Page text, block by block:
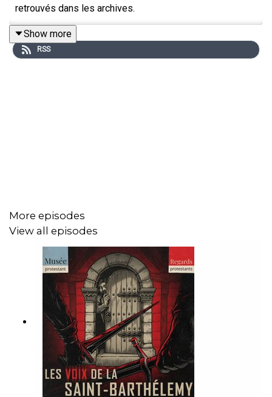
retrouvés dans les archives.
Les voix de la Saint-Barthélemyest un podcast du
de la production sur
museeprotestant.org
Pour plus de podcasts Regards Protestants, visitez :
https://regardsprotestants.com/podcast
Retrouvez le podcast sur instagram :
https://www.instagram.com/regardsprotestants_podcast/
Abonnez-vous à la newsletter 'La reco podcast de
Jérémie' 👉Inscrivez-vous ici!
Et découvrez tous nos podcasts compilés en une seule
Show more
RSS
More episodes
View all episodes